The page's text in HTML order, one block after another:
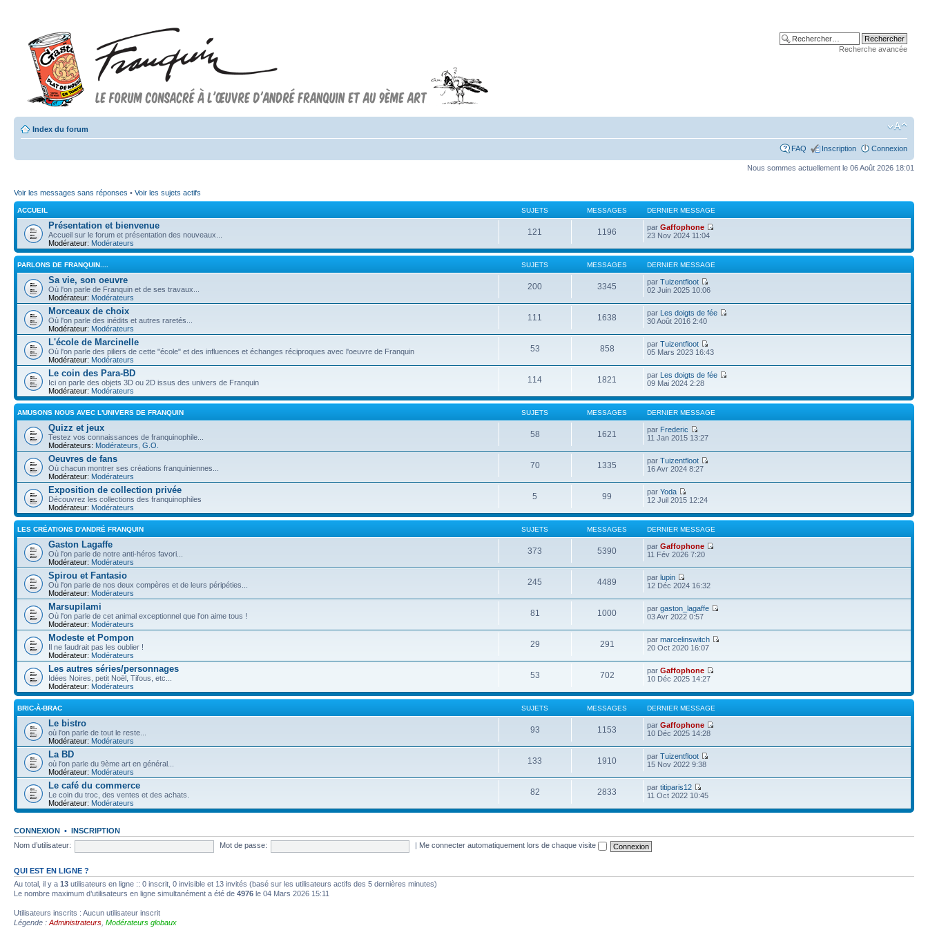
Recherche avancée
Index du forum
FAQ Inscription Connexion
Nous sommes actuellement le 06 Août 2026 18:01
Voir les messages sans réponses • Voir les sujets actifs
ACCUEIL SUJETS MESSAGES DERNIER MESSAGE
Présentation et bienvenue
Accueil sur le forum et présentation des nouveaux...
Modérateur: Modérateurs
121 1196 parGaffophone
23 Nov 2024 11:04
PARLONS DE FRANQUIN.... SUJETS MESSAGES DERNIER MESSAGE
Sa vie, son oeuvre
Où l'on parle de Franquin et de ses travaux...
Modérateur: Modérateurs
200 3345 parTuizentfloot
02 Juin 2025 10:06
Morceaux de choix
Où l'on parle des inédits et autres raretés...
Modérateur: Modérateurs
111 1638 par Les doigts de fée
30 Août 2016 2:40
L'école de Marcinelle
Où l'on parle des piliers de cette "école" et des influences et échanges réciproques avec l'oeuvre de Franquin
Modérateur: Modérateurs
53 858 parTuizentfloot
05 Mars 2023 16:43
Le coin des Para-BD
Ici on parle des objets 3D ou 2D issus des univers de Franquin
Modérateur: Modérateurs
114 1821 par Les doigts de fée
09 Mai 2024 2:28
AMUSONS NOUS AVEC L'UNIVERS DE FRANQUIN SUJETS MESSAGES DERNIER MESSAGE
Quizz et jeux
Testez vos connaissances de franquinophile...
Modérateurs: Modérateurs G.O.
58 1621 par Frederic
11 Jan 2015 13:27
Oeuvres de fans
Où chacun montrer ses créations franquiniennes...
Modérateur: Modérateurs
70 1335 parTuizentfloot
16 Avr 2024 8:27
Exposition de collection privée
Découvrez les collections des franquinophiles
Modérateur: Modérateurs
5 99 parYoda
12 Juil 2015 12:24
LES CRÉATIONS D'ANDRÉ FRANQUIN SUJETS MESSAGES DERNIER MESSAGE
Gaston Lagaffe
Où l'on parle de notre anti-héros favori...
Modérateur: Modérateurs
373 5390 parGaffophone
11 Fév 2026 7:20
Spirou et Fantasio
Où l'on parle de nos deux compères et de leurs péripéties...
Modérateur: Modérateurs
245 4489 parlupin
12 Déc 2024 16:32
Marsupilami
Où l'on parle de cet animal exceptionnel que l'on aime tous !
Modérateur: Modérateurs
81 1000 pargaston_lagaffe
03 Avr 2022 0:57
Modeste et Pompon
Il ne faudrait pas les oublier !
Modérateur: Modérateurs
29 291 parmarcelinswitch
20 Oct 2020 16:07
Les autres séries/personnages
Idées Noires, petit Noël, Tifous, etc...
Modérateur: Modérateurs
53 702 parGaffophone
10 Déc 2025 14:27
BRIC-À-BRAC SUJETS MESSAGES DERNIER MESSAGE
Le bistro
où l'on parle de tout le reste...
Modérateur: Modérateurs
93 1153 parGaffophone
10 Déc 2025 14:28
La BD
où l'on parle du 9ème art en général...
Modérateur: Modérateurs
133 1910 parTuizentfloot
15 Nov 2022 9:38
Le café du commerce
Le coin du troc, des ventes et des achats.
Modérateur: Modérateurs
82 2833 partitiparis12
11 Oct 2022 10:45
CONNEXION • INSCRIPTION
Nom d’utilisateur:
Mot de passe: Me connecter automatiquement lors de chaque visite
QUI EST EN LIGNE ?
Au total, il y a 13 utilisateurs en ligne :: 0 inscrit, 0 invisible et 13 invités (basé sur les utilisateurs actifs des 5 dernières minutes)
Le nombre maximum d’utilisateurs en ligne simultanément a été de 4976 le 04 Mars 2026 15:11
Utilisateurs inscrits : Aucun utilisateur inscrit
Légende : Administrateurs Modérateurs globaux